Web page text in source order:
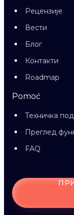
Рецензије
Вести
Блог
Контакти
Roadmap
Pomoć
Техничка
Преглед
FAQ